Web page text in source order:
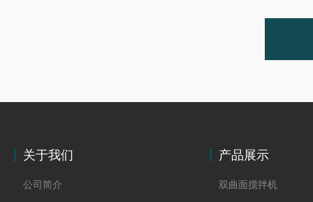
关于我们
公司简介
产品展示
双曲面搅拌机